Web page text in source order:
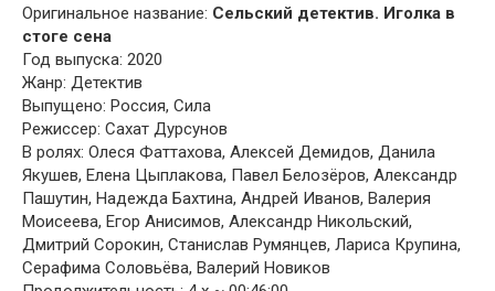
Оригинальное название: Сельский детектив. Иголка в
стоге сена
Год выпуска: 2020
Жанр: Детектив
Выпущено: Россия, Сила
Режиссер: Сахат Дурсунов
В ролях: Олеся Фаттахова, Алексей Демидов, Данила
Якушев, Елена Цыплакова, Павел Белозёров, Александр
Пашутин, Надежда Бахтина, Андрей Иванов, Валерия
Моисеева, Егор Анисимов, Александр Никольский,
Дмитрий Сорокин, Станислав Румянцев, Лариса Крупина,
Серафима Соловьёва, Валерий Новиков